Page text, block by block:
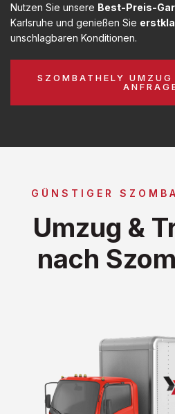
Nutzen Sie unsere Best-Preis-
Karlsruhe und genießen Sie
unschlagbaren Konditionen.
SZOMBATHELY
GÜNSTIGER
Umzug &
nach